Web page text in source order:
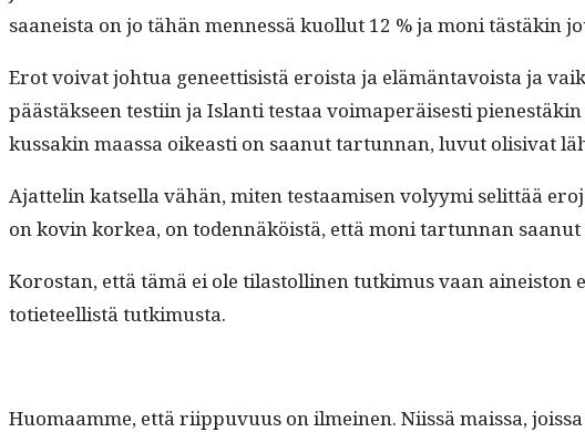
saaneista on jo tähän men­nessä kuol­lut 12 % ja moni tästäkin
Erot voivat johtua geneet­ti­sistä eroista ja elämän­tavoista ja
päästäk­seen testi­in ja Islanti tes­taa voimaperäis­es­ti
kus­sakin maas­sa oikeasti on saanut tar­tun­nan, luvut oli­si­vat
Ajat­telin kat­sel­la vähän, miten tes­taamisen volyy­mi selit­tää
on kovin korkea, on toden­näköistä, että moni tar­tun­nan
Korostan, että tämä ei ole tilas­tolli­nen tutkimus vaan
toti­eteel­listä tutkimusta.
Huo­maamme, että riip­pu­vu­us on ilmeinen. Niis­sä mais­sa,